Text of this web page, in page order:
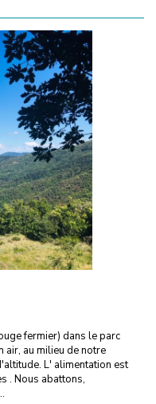
fermier) dans le parc
air, au milieu de notre
L' alimentation est
. Nous abattons,